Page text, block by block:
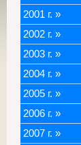
2001 г. »
2002 г. »
2003 г. »
2004 г. »
2005 г. »
2006 г. »
2007 г. »